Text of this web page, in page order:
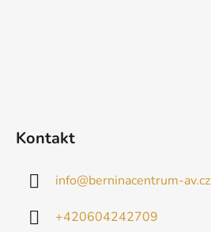
Kontakt
info@berninacentrum-av.cz
+420604242709